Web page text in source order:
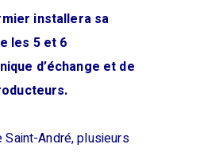
installera sa
les 5 et 6
d’échange et de
André, plusieurs